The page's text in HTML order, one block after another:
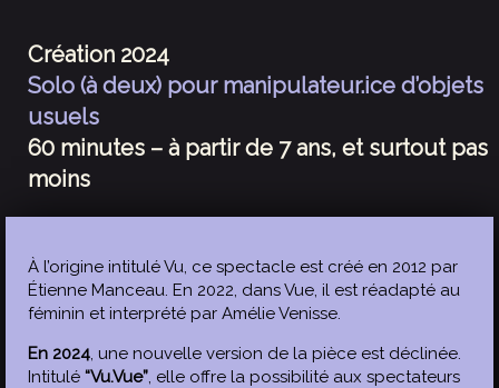
Création 2024
Solo (à deux) pour manipulateur.ice d’objets
usuels
60 minutes – à partir de 7 ans, et surtout pas
moins
À l’origine intitulé Vu, ce spectacle est créé en 2012 par
Étienne Manceau. En 2022, dans Vue, il est réadapté au
féminin et interprété par Amélie Venisse.
En 2024, une nouvelle version de la pièce est déclinée.
Intitulé “Vu.Vue”, elle offre la possibilité aux spectateurs